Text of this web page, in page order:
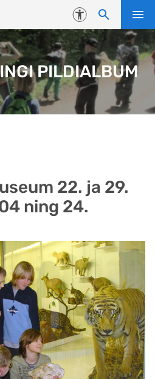
Juurdepääsetavus
PILDIALBUM
22. ja 29.
ning 24.